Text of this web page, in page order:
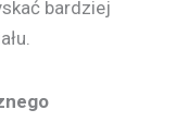
bardziej